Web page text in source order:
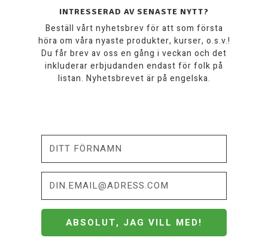
INTRESSERAD AV SENASTE NYTT?
Beställ vårt nyhetsbrev för att som första
höra om våra nyaste produkter, kurser, o.s.v.!
Du får brev av oss en gång i veckan och det
inkluderar erbjudanden endast för folk på
listan. Nyhetsbrevet är på engelska.
ABSOLUT, JAG VILL MED!